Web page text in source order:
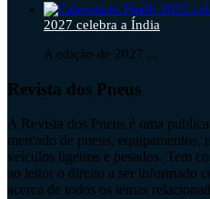
2027 celebra a Índia
A edição de 2027 ...
Revista dos Pneus
A Revista dos Pneus é uma
mercado de pneus, equipamentos,
veículos ligeiros e pesados. Tem
ao leitor o direito a ser informado
acerca de todos os temas